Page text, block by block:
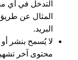
التدخل في أي
المثال عن
البريد.
لا يُسمح بنشر
محتوى آخر